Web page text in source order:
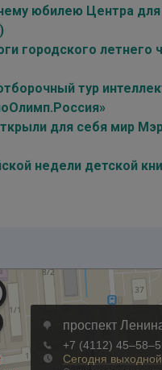
юбилею Центра
городского летнего
тур
для себя мир
недели детской